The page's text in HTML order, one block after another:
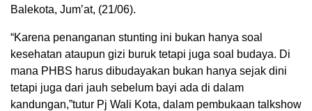
Balekota, Jum’at, (21/06).
“Karena penanganan stunting ini bukan hanya soal
kesehatan ataupun gizi buruk tetapi juga soal budaya. Di
mana PHBS harus dibudayakan bukan hanya sejak dini
tetapi juga dari jauh sebelum bayi ada di dalam
kandungan,”tutur Pj Wali Kota, dalam pembukaan talkshow